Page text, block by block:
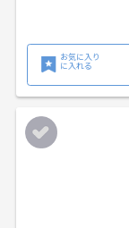
お気に入り
に入れる